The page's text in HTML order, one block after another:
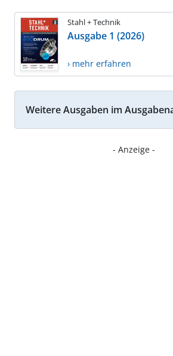
Stahl + Technik
Ausgabe 1 (2026)
› mehr erfahren
Weitere Ausgaben im
- Anzeige -